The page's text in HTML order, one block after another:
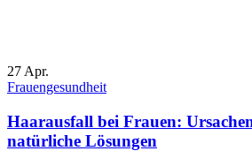
27 Apr.
Frauengesundheit
Haarausfall bei Frauen:
natürliche Lösungen